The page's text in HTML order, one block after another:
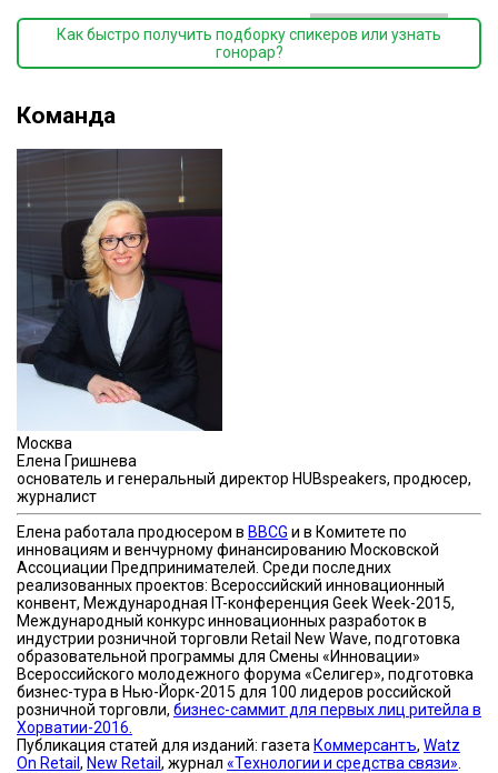
Как быстро получить подборку спикеров или узнать
гонорар?
Команда
Москва
Елена Гришнева
основатель и генеральный директор HUBspeakers, продюсер,
журналист
Елена работала продюсером в BBCG и в Комитете по
инновациям и венчурному финансированию Московской
Ассоциации Предпринимателей. Среди последних
реализованных проектов: Всероссийский инновационный
конвент, Международная IT-конференция Geek Week-2015,
Международный конкурс инновационных разработок в
индустрии розничной торговли Retail New Wave, подготовка
образовательной программы для Смены «Инновации»
Всероссийского молодежного форума «Селигер», подготовка
бизнес-тура в Нью-Йорк-2015 для 100 лидеров российской
розничной торговли, бизнес-саммит для первых лиц ритейла в
Хорватии-2016.
Публикация статей для изданий: газета Коммерсантъ, Watz
On Retail , New Retail , журнал «Технологии и средства связи»